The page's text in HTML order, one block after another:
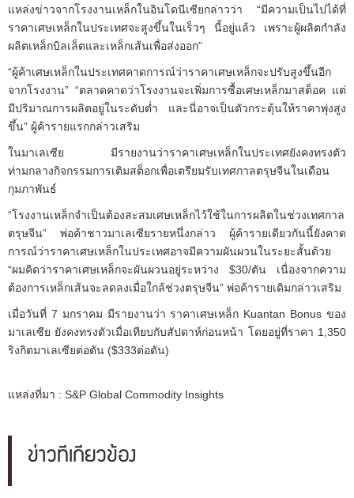
แหล่งข่าวจากโรงงานเหล็กในอินโดนีเซียกล่าวว่า “มีความเป็นไปได้ที่
ราคาเศษเหล็กในประเทศจะสูงขึ้นในเร็วๆ นี้อยู่แล้ว เพราะผู้ผลิตกำลัง
ผลิตเหล็กบิลเล็ตและเหล็กเส้นเพื่อส่งออก”
“ผู้ค้าเศษเหล็กในประเทศคาดการณ์ว่าราคาเศษเหล็กจะปรับสูงขึ้นอีก
จากโรงงาน” “ตลาดคาดว่าโรงงานจะเพิ่มการซื้อเศษเหล็กมาสต็อค แต่
มีปริมาณการผลิตอยู่ในระดับต่ำ และนี่อาจเป็นตัวกระตุ้นให้ราคาพุ่งสูง
ขึ้น” ผู้ค้ารายแรกกล่าวเสริม
ในมาเลเซีย มีรายงานว่าราคาเศษเหล็กในประเทศยังคงทรงตัว
ท่ามกลางกิจกรรมการเติมสต็อกเพื่อเตรียมรับเทศกาลตรุษจีนในเดือน
กุมภาพันธ์
“โรงงานเหล็กจำเป็นต้องสะสมเศษเหล็กไว้ใช้ในการผลิตในช่วงเทศกาล
ตรุษจีน” พ่อค้าชาวมาเลเซียรายหนึ่งกล่าว ผู้ค้ารายเดียวกันนี้ยังคาด
การณ์ว่าราคาเศษเหล็กในประเทศอาจมีความผันผวนในระยะสั้นด้วย
“ผมคิดว่าราคาเศษเหล็กจะผันผวนอยู่ระหว่าง $30/ตัน เนื่องจากความ
ต้องการเหล็กเส้นจะลดลงเมื่อใกล้ช่วงตรุษจีน” พ่อค้ารายเดิมกล่าวเสริม
เมื่อวันที่ 7 มกราคม มีรายงานว่า ราคาเศษเหล็ก Kuantan Bonus ของ
มาเลเซีย ยังคงทรงตัวเมื่อเทียบกับสัปดาห์ก่อนหน้า โดยอยู่ที่ราคา 1,350
ริงกิตมาเลเซียต่อตัน ($333ต่อตัน)
แหล่งที่มา : S&P Global Commodity Insights
ข่าวที่เกี่ยวข้อง